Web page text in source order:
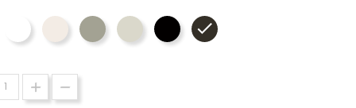
Nieve - Texturizado Indesan
Blanco - Texturizado Indesan
Gris Nature - Texturizado Indesan
Hidra Argen - Texturizado Indesan
Negro - Texturizado Indesan
Vulcano Roca -